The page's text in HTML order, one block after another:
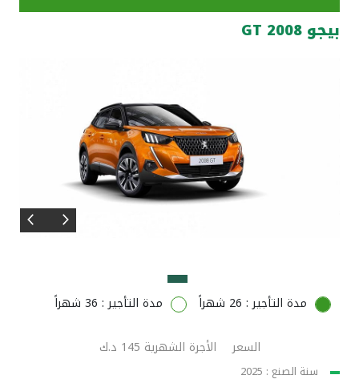
مواقع الفروع وأجهزة الصرف الآلي
مملكة البحرين
بيجو 2008 GT
مدة التأجير : 26 شهراً مدة التأجير : 36 شهراً
السعر الأجرة الشهرية 145 د.ك
سنة الصنع : 2025